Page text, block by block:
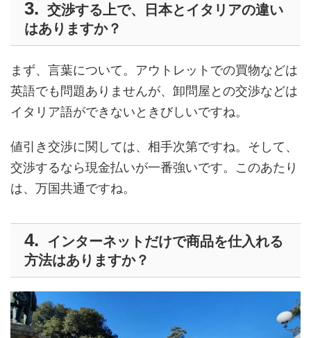
交渉する上で、日本とイタリアの違い
はありますか？
まず、言葉について。アウトレットでの買物などは
英語でも問題ありませんが、卸問屋との交渉などは
イタリア語ができないときびしいですね。
値引き交渉に関しては、相手次第ですね。そして、
交渉するなら現金払いが一番強いです。このあたり
は、万国共通ですね。
インターネットだけで商品を仕入れる
方法はありますか？